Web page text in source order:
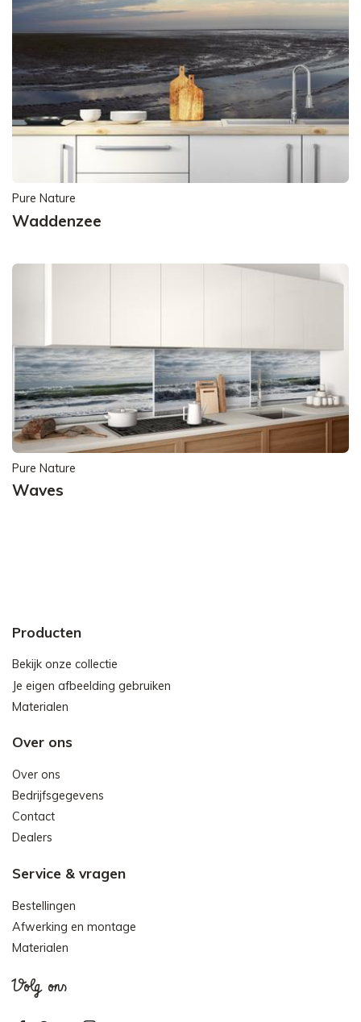
Pure Nature
Waddenzee
Pure Nature
Waves
Producten
Bekijk onze collectie
Je eigen afbeelding gebruiken
Materialen
Over ons
Over ons
Bedrijfsgegevens
Contact
Dealers
Service & vragen
Bestellingen
Afwerking en montage
Materialen
Volg ons